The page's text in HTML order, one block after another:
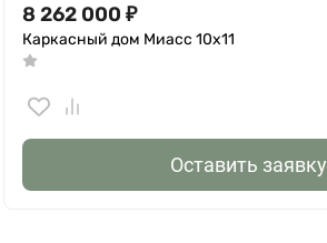
8 262 000 ₽
Каркасный дом Миасс 10х11
Оставить заявку